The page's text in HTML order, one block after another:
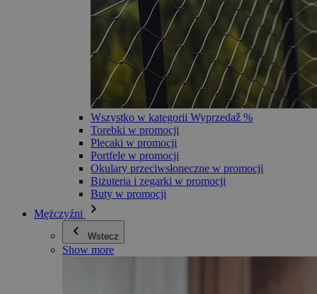
Wszystko w kategorii Wyprzedaž %
Torebki w promocji
Plecaki w promocji
Portfele w promocji
Okulary przeciwsłoneczne w promocji
Biżuteria i zegarki w promocji
Buty w promocji
Mężczyźni
Wstecz
Show more